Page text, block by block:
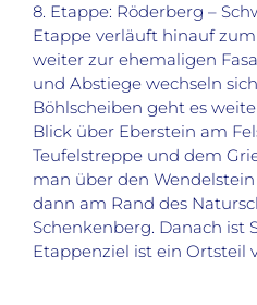
8. Etappe: Röderberg –
Etappe verläuft hinauf
weiter zur ehemaligen
und Abstiege wechseln
Böhlscheiben geht es
Blick über Eberstein am
Teufelstreppe und dem
man über den
dann am Rand des
Schenkenberg. Danach ist
Etappenziel ist ein Ortsteil